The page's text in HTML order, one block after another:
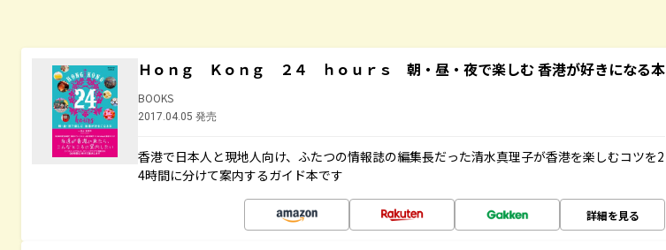
Ｈｏｎｇ Ｋｏｎｇ ２４ ｈｏｕｒｓ 朝・昼・夜で楽しむ 香港が好きになる本
BOOKS
2017.04.05 発売
香港で日本人と現地人向け、ふたつの情報誌の編集長だった清水真理子が香港を楽しむコツを2
4時間に分けて案内するガイド本です
詳細を見る